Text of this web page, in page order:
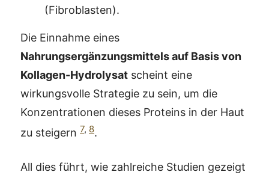
(Fibroblasten).
Die Einnahme eines
Nahrungsergänzungsmittels auf Basis von
Kollagen-Hydrolysat scheint eine
wirkungsvolle Strategie zu sein, um die
Konzentrationen dieses Proteins in der Haut
zu steigern 7, 8.
All dies führt, wie zahlreiche Studien gezeigt